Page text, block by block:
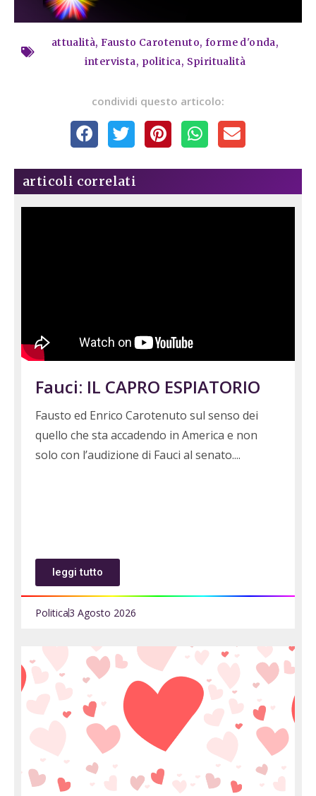
attualità,Fausto Carotenuto, forme d'onda,
intervista, politica, Spiritualità
condividi questo articolo:
articoli correlati
Fauci: IL CAPRO ESPIATORIO
Fausto ed Enrico Carotenuto sul senso dei
quello che sta accadendo in America e non
solo con l’audizione di Fauci al senato.
leggi tutto
Politica3 Agosto 2026